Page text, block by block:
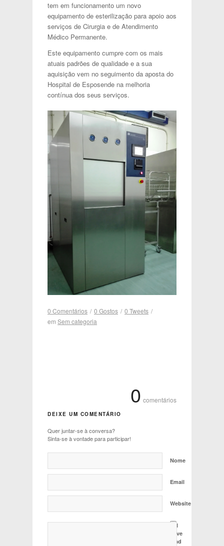
tem em funcionamento um novo
equipamento de esterilização para apoio aos
serviços de Cirurgia e de Atendimento
Médico Permanente.
Este equipamento cumpre com os mais
atuais padrões de qualidade e a sua
aquisição vem no seguimento da aposta do
Hospital de Esposende na melhoria
contínua dos seus serviços.
0 Comentários / 0 Gostos / 0 Tweets /
em Sem categoria
0 comentários
DEIXE UM COMENTÁRIO
Quer juntar-se à conversa?
Sinta-se à vontade para participar!
Nome
Email
Website
I
have
read